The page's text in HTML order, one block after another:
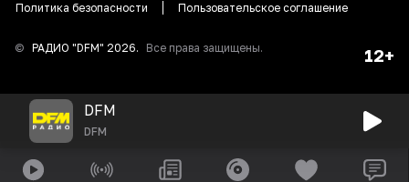
Политика безопасности
Пользовательское соглашение
© РАДИО "DFM" 2026. Все права защищены. 12+
DFM
DFM